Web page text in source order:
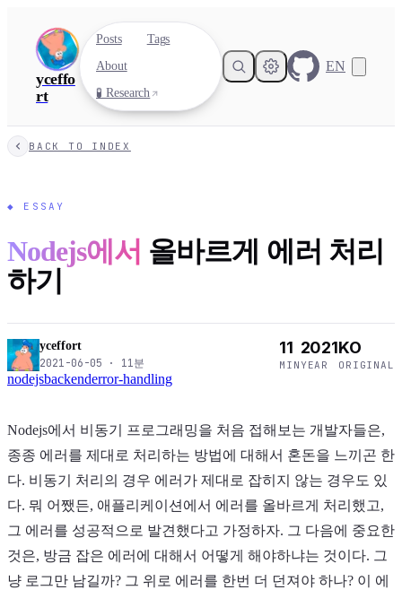
yceffo
rt
Posts
Tags
About
🧪 Research
EN
Light Dark System
BACK TO INDEX
◆ ESSAY
Nodejs에서 올바르게 에러 처리
하기
yceffort
2021-06-05 · 11분
11
MIN
2021
YEAR
KO
ORIGINAL
nodejsbackenderror-handling
Nodejs에서 비동기 프로그래밍을 처음 접해보는 개발자들은,
종종 에러를 제대로 처리하는 방법에 대해서 혼돈을 느끼곤 한
다. 비동기 처리의 경우 에러가 제대로 잡히지 않는 경우도 있
다. 뭐 어쨌든, 애플리케이션에서 에러를 올바르게 처리했고,
그 에러를 성공적으로 발견했다고 가정하자. 그 다음에 중요한
것은, 방금 잡은 에러에 대해서 어떻게 해야하냐는 것이다. 그
냥 로그만 남길까? 그 위로 에러를 한번 더 던져야 하나? 이 에